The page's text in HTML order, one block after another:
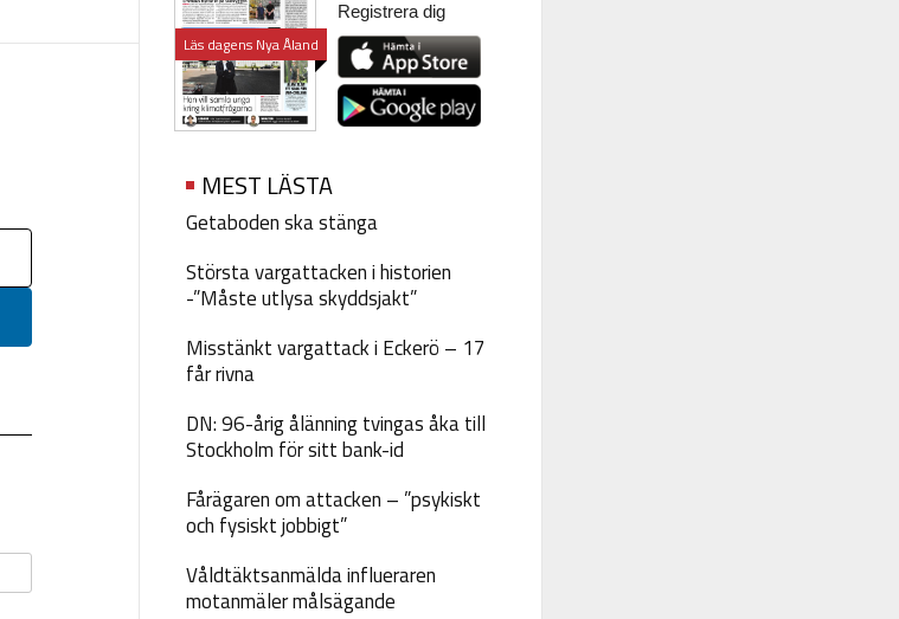
Läs dagens Nya Åland
Registrera dig
MEST LÄSTA
Getaboden ska stänga
Största vargattacken i historien
-”Måste utlysa skyddsjakt”
Misstänkt vargattack i Eckerö – 17
får rivna
DN: 96-årig ålänning tvingas åka till
Stockholm för sitt bank-id
Fårägaren om attacken – ”psykiskt
och fysiskt jobbigt”
Våldtäktsanmälda influeraren
motanmäler målsägande